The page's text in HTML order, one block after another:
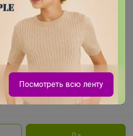
конфиденциальности
Посмотреть всю ленту
этот сайт и нажимая кнопку